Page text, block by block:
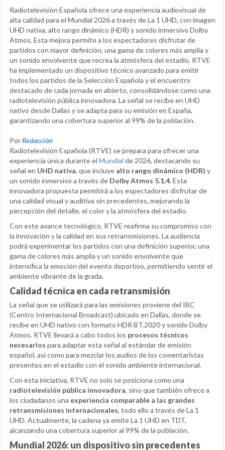
Radiotelevisión Española ofrece una experiencia audiovisual de
alta calidad para el Mundial 2026 a través de La 1 UHD, con imagen
UHD nativa, alto rango dinámico (HDR) y sonido inmersivo Dolby
Atmos. Esta mejora permite a los espectadores disfrutar de
partidos con mayor definición, una gama de colores más amplia y
un sonido envolvente que recrea la atmósfera del estadio. RTVE
ha implementado un dispositivo técnico avanzado para emitir
todos los partidos de la Selección Española y el encuentro
destacado de cada jornada en abierto, consolidándose como una
radiotelevisión pública innovadora. La señal se recibe en UHD
nativo desde Dallas y se adapta para su emisión en España,
garantizando una cobertura superior al 99% de la población.
PorRedacción
Radiotelevisión Española (RTVE) se prepara para ofrecer una
experiencia única durante el Mundial de 2026, destacando su
señal en UHD nativa, que incluye alto rango dinámico (HDR) y
un sonido inmersivo a través de Dolby Atmos 5.1.4. Esta
innovadora propuesta permitirá a los espectadores disfrutar de
una calidad visual y auditiva sin precedentes, mejorando la
percepción del detalle, el color y la atmósfera del estadio.
Con este avance tecnológico, RTVE reafirma su compromiso con
la innovación y la calidad en sus retransmisiones. La audiencia
podrá experimentar los partidos con una definición superior, una
gama de colores más amplia y un sonido envolvente que
intensifica la emoción del evento deportivo, permitiendo sentir el
ambiente vibrante de la grada.
Calidad técnica en cada retransmisión
La señal que se utilizará para las emisiones proviene del IBC
(Centro Internacional Broadcast) ubicado en Dallas, donde se
recibe en UHD nativo con formato HDR BT.2020 y sonido Dolby
Atmos. RTVE llevará a cabo todos los procesos técnicos
necesarios para adaptar esta señal al estándar de emisión
español, así como para mezclar los audios de los comentaristas
presentes en el estadio con el sonido ambiente internacional.
Con esta iniciativa, RTVE no solo se posiciona como una
radiotelevisión pública innovadora, sino que también ofrece a
los ciudadanos una experiencia comparable a las grandes
retransmisiones internacionales, todo ello a través de La 1
UHD. Actualmente, la cadena ya emite La 1 UHD en TDT,
alcanzando una cobertura superior al 99% de la población.
Mundial 2026: un dispositivo sin precedentes